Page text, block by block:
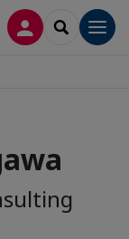
CONEXÃOSEARCH